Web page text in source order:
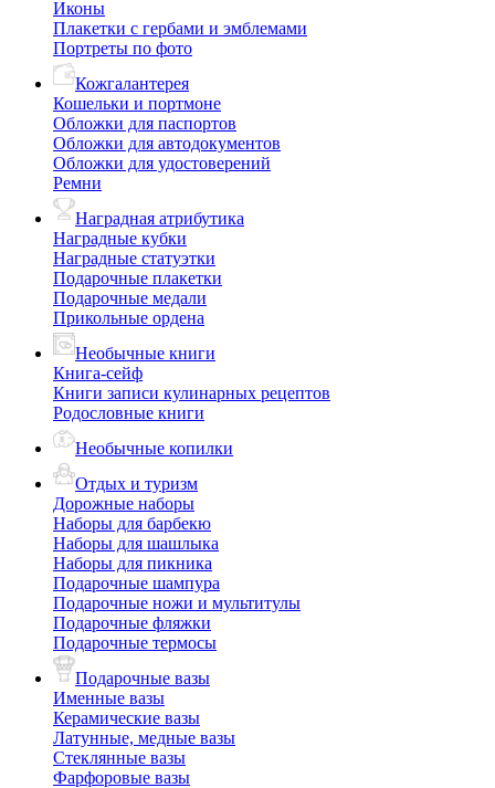
Иконы
Плакетки с гербами и эмблемами
Портреты по фото
Кожгалантерея
Кошельки и портмоне
Обложки для паспортов
Обложки для автодокументов
Обложки для удостоверений
Ремни
Наградная атрибутика
Наградные кубки
Наградные статуэтки
Подарочные плакетки
Подарочные медали
Прикольные ордена
Необычные книги
Книга-сейф
Книги записи кулинарных рецептов
Родословные книги
Необычные копилки
Отдых и туризм
Дорожные наборы
Наборы для барбекю
Наборы для шашлыка
Наборы для пикника
Подарочные шампура
Подарочные ножи и мультитулы
Подарочные фляжки
Подарочные термосы
Подарочные вазы
Именные вазы
Керамические вазы
Латунные, медные вазы
Стеклянные вазы
Фарфоровые вазы